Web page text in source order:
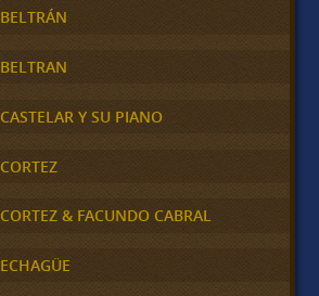
Y SU PIANO
& FACUNDO CABRAL